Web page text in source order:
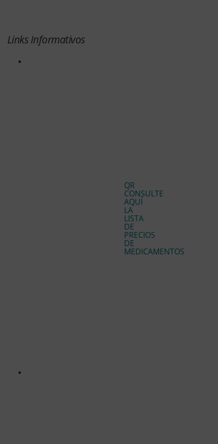
Links Informativos
QR
CONSULTE
AQUÍ
LA
LISTA
DE
PRECIOS
DE
MEDICAMENTOS